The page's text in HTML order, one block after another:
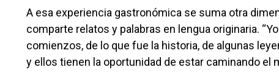
A esa experiencia gastronómica se suma otra
comparte relatos y palabras en lengua originaria.
comienzos, de lo que fue la historia, de algunas
y ellos tienen la oportunidad de estar caminando el